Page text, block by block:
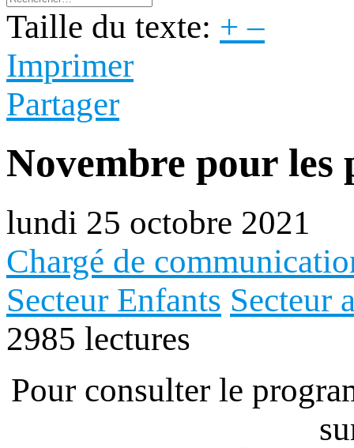
Taille du texte: +–
Imprimer
Partager
Novembre pour les
lundi 25 octobre 2021
Chargé de
Secteur Enfants Secteur
2985 lectures
Pour consulter le